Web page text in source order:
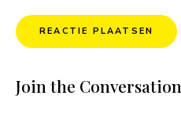
Join the Conversation